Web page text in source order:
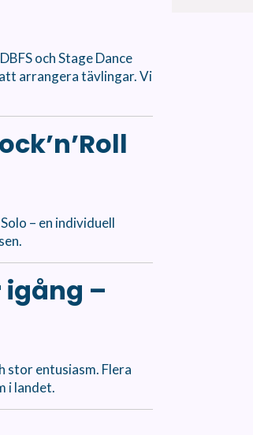
och Stage Dance
arrangera tävlingar. Vi
– en individuell
–
stor entusiasm. Flera
i landet.